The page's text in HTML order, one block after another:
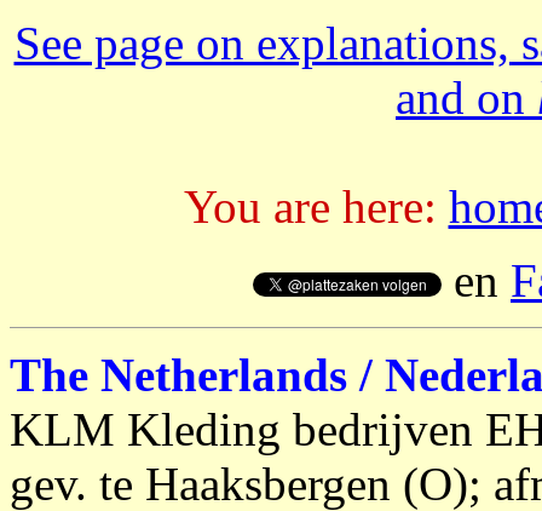
See page on explanations,
and on
You are here:
en
The Netherlands /
KLM Kleding bedrijven
gev. te Haaksbergen (O);